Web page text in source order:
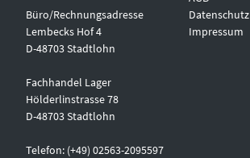
Büro/Rechnungsadresse
Lembecks Hof 4
D-48703 Stadtlohn
Fachhandel Lager
Hölderlinstrasse 78
D-48703 Stadtlohn
Telefon: (+49) 02563-2095597
Datenschutz
Impressum